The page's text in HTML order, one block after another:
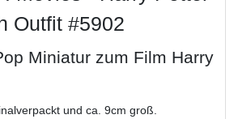
Outfit #5902
Miniatur zum Film Harry
und ca. 9cm groß.